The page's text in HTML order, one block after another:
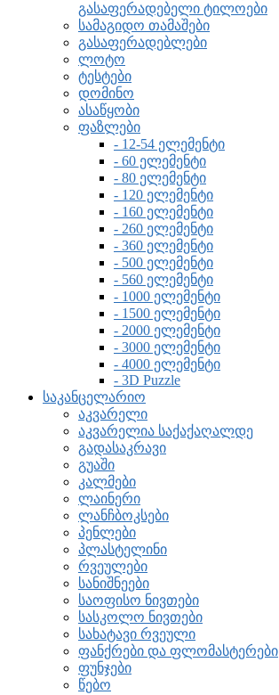
გასაფერადებელი ტილოები
სამაგიდო თამაშები
გასაფერადებლები
ლოტო
ტესტები
დომინო
ასაწყობი
ფაზლები
- 12-54 ელემენტი
- 60 ელემენტი
- 80 ელემენტი
- 120 ელემენტი
- 160 ელემენტი
- 260 ელემენტი
- 360 ელემენტი
- 500 ელემენტი
- 560 ელემენტი
- 1000 ელემენტი
- 1500 ელემენტი
- 2000 ელემენტი
- 3000 ელემენტი
- 4000 ელემენტი
- 3D Puzzle
საკანცელარიო
აკვარელი
აკვარელია საქაქაღალდე
გადასაკრავი
გუაში
კალმები
ლაინერი
ლანჩბოკსები
პენლები
პლასტელინი
რვეულები
სანიშნეები
საოფისო ნივთები
სასკოლო ნივთები
სახატავი რვეული
ფანქრები და ფლომასტერები
ფუნჯები
წებო